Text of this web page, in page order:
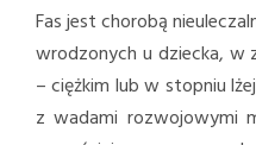
Fas jest chorobą
wrodzonych u dziecka, w
– ciężkim lub w stopniu
z wadami rozwojowymi